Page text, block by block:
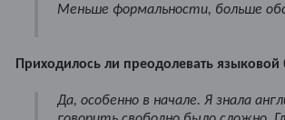
Меньше формальности, больше
Приходилось ли преодолевать языковой
Да, особенно в начале. Я знала